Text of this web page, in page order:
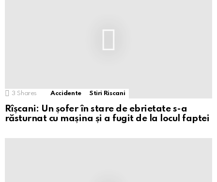
3 Shares Accidente Stiri Riscani
Rîșcani: Un șofer în stare de ebrietate s-a
răsturnat cu mașina și a fugit de la locul faptei